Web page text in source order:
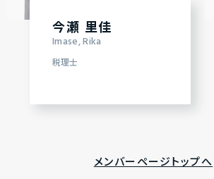
今瀬 里佳
Imase, Rika
税理士
メンバーページトップへ